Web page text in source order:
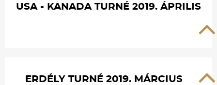
USA - KANADA TURNÉ 2019. ÁPRILIS
ERDÉLY TURNÉ 2019. MÁRCIUS